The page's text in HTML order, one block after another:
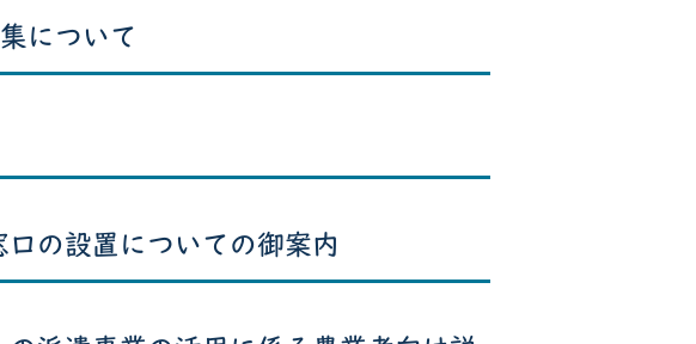
について
の設置についての御案内